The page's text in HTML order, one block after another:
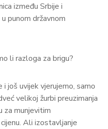
između Srbije i
punom državnom
li razloga za brigu?
još uvijek vjerujemo, samo
velikoj žurbi preuzimanja
za munjevitim
Ali izostavljanje